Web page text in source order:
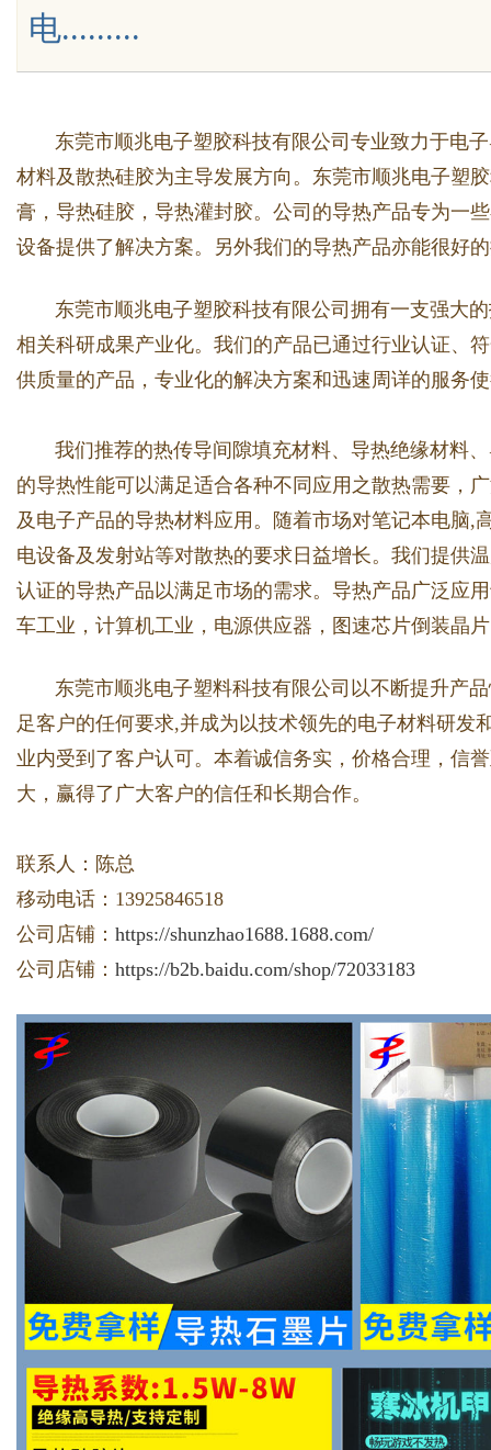
ar
d
电.........
东莞市顺兆电子塑胶科技有限公司专业致力于电子
材料及散热硅胶为主导发展方向。东莞市顺兆电子塑
膏，导热硅胶，导热灌封胶。公司的导热产品专为一
设备提供了解决方案。另外我们的导热产品亦能很好
东莞市顺兆电子塑胶科技有限公司拥有一支强大
相关科研成果产业化。我们的产品已通过行业认证、
供质量的产品，专业化的解决方案和迅速周详的服务
我们推荐的热传导间隙填充材料、导热绝缘材料、
的导热性能可以满足适合各种不同应用之散热需要，
及电子产品的导热材料应用。随着市场对笔记本电脑,
电设备及发射站等对散热的要求日益增长。我们提供
认证的导热产品以满足市场的需求。导热产品广泛应
车工业，计算机工业，电源供应器，图速芯片倒装晶
东莞市顺兆电子塑料科技有限公司以不断提升产品
足客户的任何要求,并成为以技术领先的电子材料研发
业内受到了客户认可。本着诚信务实，价格合理，信
大，赢得了广大客户的信任和长期合作。
联系人：陈总
移动电话：13925846518
公司店铺： https://shunzhao1688.1688.com/
公司店铺： https://b2b.baidu.com/shop/72033183